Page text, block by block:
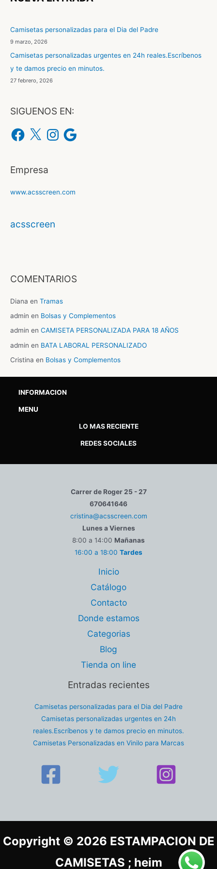
p
o
r
:
Camisetas personalizadas para el Dia del Padre
9 marzo, 2026
Camisetas personalizadas urgentes en 24h reales.Escríbenos
y te damos precio en minutos.
27 febrero, 2026
SIGUENOS EN:
F
a
c
o
k
X
n
s
r
a
G
o
o
Empresa
www.acsscreen.com
acsscreen
COMENTARIOS
Diana enTramas
admin en Bolsas y Complementos
admin enCAMISETA PERSONALIZADA PARA 18 AÑOS
admin en BATA LABORAL PERSONALIZADO
Cristina en Bolsas y Complementos
INFORMACION
MENU
LO MAS RECIENTE
REDES SOCIALES
Carrer de Roger 25 - 27
670641646
cristina@acsscreen.com
Lunes a Viernes
8:00 a 14:00 Mañanas
16:00 a 18:00 Tardes
Inicio
Catálogo
Contacto
Donde estamos
Categorias
Blog
Tienda on line
Entradas recientes
Camisetas personalizadas para el Dia del Padre
Camisetas personalizadas urgentes en 24h
reales.Escríbenos y te damos precio en minutos.
Camisetas Personalizadas en Vinilo para Marcas
Copyright © 2026 ESTAMPACION DE
CAMISETAS ; heim